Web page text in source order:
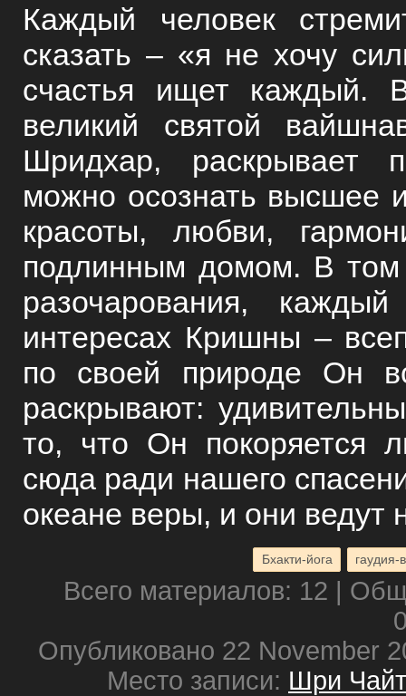
Каждый человек
сказать – «я не хочу
счастья ищет каждый.
великий святой
Шридхар, раскрывает
можно осознать высшее
красоты, любви,
подлинным домом. В
разочарования,
интересах Кришны –
по своей природе Он
раскрывают:
то, что Он покоряется
сюда ради нашего
океане веры, и они ведут
Бхакти-йога гаудия-
Всего материалов: 12 |
Опубликовано 22 November
Место записи: Шри